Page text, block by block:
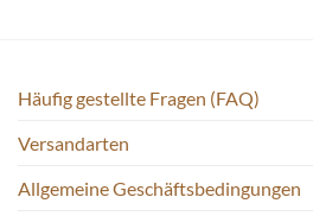
Häufig gestellte Fragen (FAQ)
Versandarten
Allgemeine Geschäftsbedingungen